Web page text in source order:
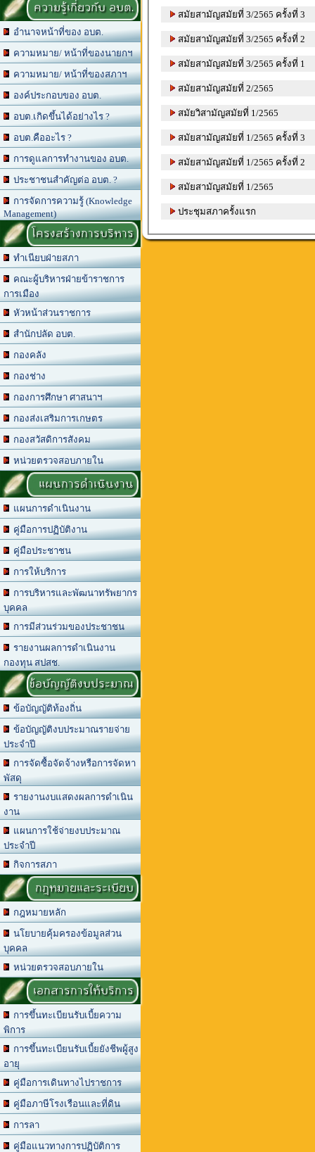
ความรู้เกี่ยวกับ อบต.
อำนาจหน้าที่ของ อบต.
ความหมาย/ หน้าที่ของนายกฯ
ความหมาย/ หน้าที่ของสภาฯ
องค์ประกอบของ อบต.
อบต.เกิดขึ้นได้อย่างไร ?
อบต.คืออะไร ?
การดูแลการทำงานของ อบต.
ประชาชนสำคัญต่อ อบต. ?
การจัดการความรู้ (Knowledge
Management)
โครงสร้างการบริหาร
ทำเนียบฝ่ายสภา
คณะผู้บริหารฝ่ายข้าราชการ
การเมือง
หัวหน้าส่วนราชการ
สำนักปลัด อบต.
กองคลัง
กองช่าง
กองการศึกษา ศาสนาฯ
กองส่งเสริมการเกษตร
กองสวัสดิการสังคม
หน่วยตรวจสอบภายใน
แผนการดำเนินงาน
แผนการดำเนินงาน
คู่มือการปฏิบัติงาน
คู่มือประชาชน
การให้บริการ
การบริหารและพัฒนาทรัพยากร
บุคคล
การมีส่วนร่วมของประชาชน
รายงานผลการดำเนินงาน
กองทุน สปสช.
ข้อบัญญัติงบประมาณ
ข้อบัญญัติท้องถิ่น
ข้อบัญญัติงบประมาณรายจ่าย
ประจำปี
การจัดซื้อจัดจ้างหรือการจัดหา
พัสดุ
รายงานงบแสดงผลการดำเนิน
งาน
แผนการใช้จ่ายงบประมาณ
ประจำปี
กิจการสภา
กฎหมายและระเบียบ
กฎหมายหลัก
นโยบายคุ้มครองข้อมูลส่วน
บุคคล
หน่วยตรวจสอบภายใน
เอกสารการให้บริการ
การขึ้นทะเบียนรับเบี้ยความ
พิการ
การขึ้นทะเบียนรับเบี้ยยังชีพผู้สูง
อายุ
คู่มือการเดินทางไปราชการ
คู่มือภาษีโรงเรือนและที่ดิน
การลา
คู่มือแนวทางการปฏิบัติการ
สมัยสามัญสมัยที่ 3/2565 ครั้งที่ 3
สมัยสามัญสมัยที่ 3/2565 ครั้งที่ 2
สมัยสามัญสมัยที่ 3/2565 ครั้งที่ 1
สมัยสามัญสมัยที่ 2/2565
สมัยวิสามัญสมัยที่ 1/2565
สมัยสามัญสมัยที่ 1/2565 ครั้งที่ 3
สมัยสามัญสมัยที่ 1/2565 ครั้งที่ 2
สมัยสามัญสมัยที่ 1/2565
ประชุมสภาครั้งแรก